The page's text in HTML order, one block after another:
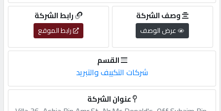
التسجيل
English
أضف
رابط الشركة
رابط الموقع
وصف الشركة
عرض الوصف
القسم
شركات التكييف والتبريد
عنوان الشركة